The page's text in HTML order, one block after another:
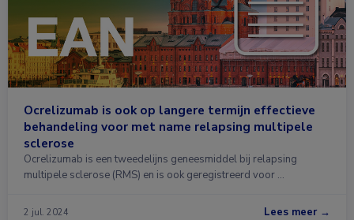
Ocrelizumab is ook op langere termijn effectieve
behandeling voor met name relapsing multipele
sclerose
Ocrelizumab is een tweedelijns geneesmiddel bij relapsing
multipele sclerose (RMS) en is ook geregistreerd voor …
2 jul. 2024 Lees meer →